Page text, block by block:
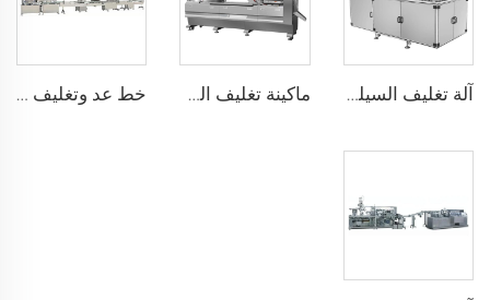
آلة تغليف السيلوفان ماكينة تغليف الحلوى، العلكة أو وسادة الشوكولاتة خط عد وتغليف العلكة أو الحلوى المسحوقة